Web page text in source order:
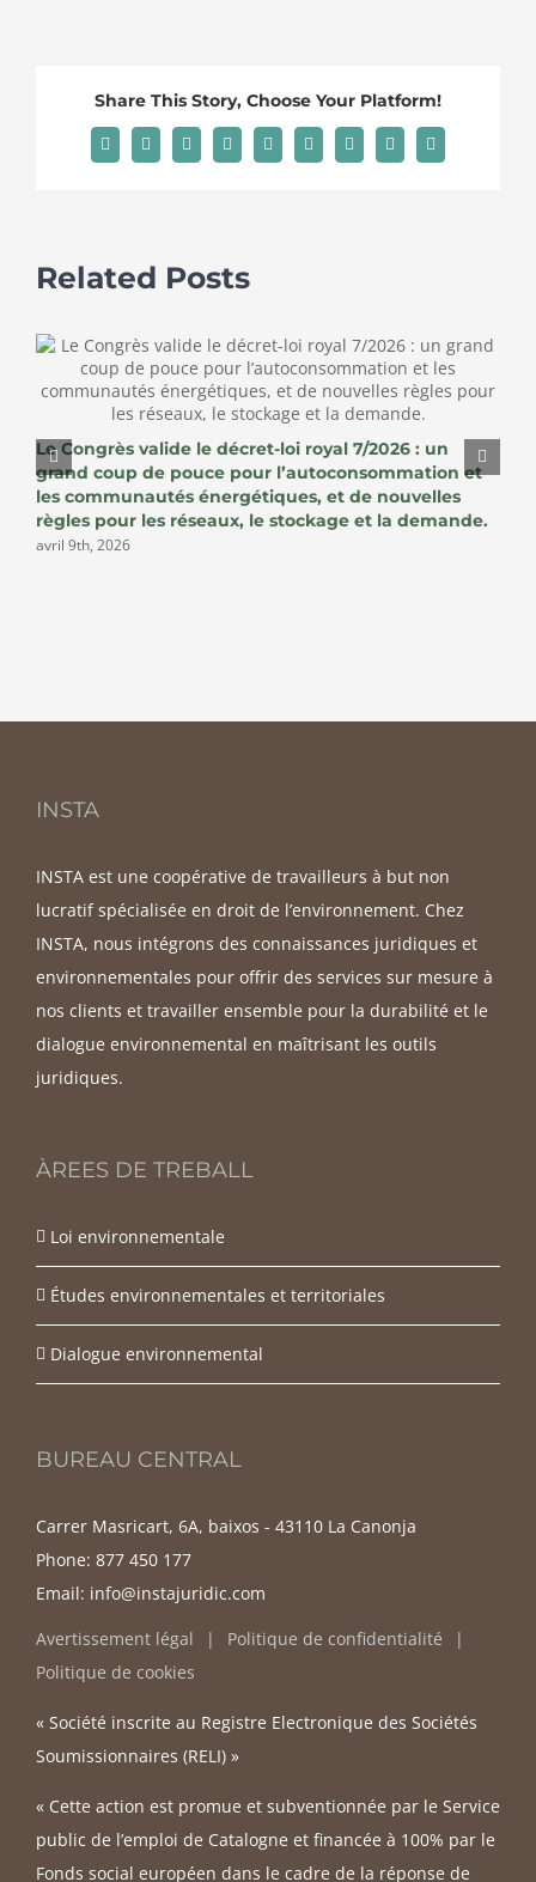
Share This Story, Choose Your Platform!
Facebook
X RedditLinkedInWhatsAppTumblrPinterest
Vk Email
Related Posts
Le Congrès valide le décret-loi royal 7/2026 : un
grand coup de pouce pour l’autoconsommation et
les communautés énergétiques, et de nouvelles
règles pour les réseaux, le stockage et la demande.
avril 9th, 2026
INSTA
INSTA est une coopérative de travailleurs à but non
lucratif spécialisée en droit de l’environnement. Chez
INSTA, nous intégrons des connaissances juridiques et
environnementales pour offrir des services sur mesure à
nos clients et travailler ensemble pour la durabilité et le
dialogue environnemental en maîtrisant les outils
juridiques.
ÀREES DE TREBALL
Loi environnementale
Études environnementales et territoriales
Dialogue environnemental
BUREAU CENTRAL
Carrer Masricart, 6A, baixos - 43110 La Canonja
Phone: 877 450 177
Email: info@instajuridic.com
Avertissement légal
Politique de confidentialité
Politique de cookies
« Société inscrite au Registre Electronique des Sociétés
Soumissionnaires (RELI) »
« Cette action est promue et subventionnée par le Service
public de l’emploi de Catalogne et financée à 100% par le
Fonds social européen dans le cadre de la réponse de